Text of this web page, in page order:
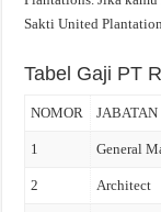
Sakti United
Tabel Gaji PT
NOMOR JABATAN
1 General
2 Architect